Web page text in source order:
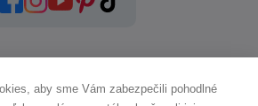
Maxík
aby sme Vám zabezpečili pohodlné